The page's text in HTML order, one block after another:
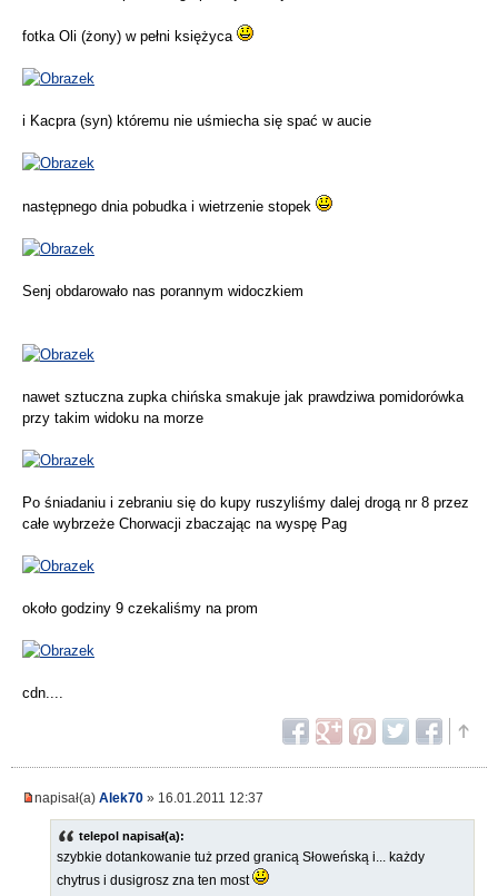
fotka Oli (żony) w pełni księżyca
i Kacpra (syn) któremu nie uśmiecha się spać w aucie
następnego dnia pobudka i wietrzenie stopek
Senj obdarowało nas porannym widoczkiem
nawet sztuczna zupka chińska smakuje jak prawdziwa pomidorówka
przy takim widoku na morze
Po śniadaniu i zebraniu się do kupy ruszyliśmy dalej drogą nr 8 przez
całe wybrzeże Chorwacji zbaczając na wyspę Pag
około godziny 9 czekaliśmy na prom
cdn....
napisał(a) Alek70 » 16.01.2011 12:37
telepol napisał(a):
szybkie dotankowanie tuż przed granicą Słoweńską i... każdy
chytrus i dusigrosz zna ten most